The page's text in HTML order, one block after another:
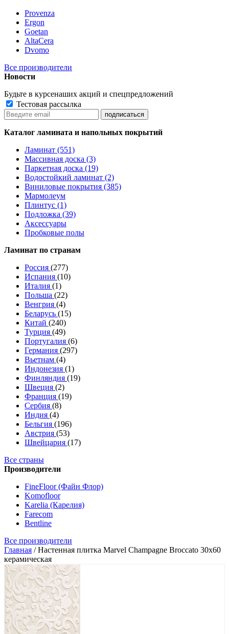
Provenza
Ergon
Goetan
AltaСera
Dvomo
Все производители
Новости
Будьте в курсенаших акций и спецпредложений
Тестовая рассылка
Каталог ламината и напольных покрытий
Ламинат (551)
Массивная доска (3)
Паркетная доска (19)
Водостойкий ламинат (2)
Виниловые покрытия (385)
Мармолеум
Плинтус (1)
Подложка (39)
Аксессуары
Пробковые полы
Ламинат по странам
Россия (277)
Испания (10)
Италия (1)
Польша (22)
Венгрия (4)
Беларусь (15)
Китай (240)
Турция (49)
Португалия (6)
Германия (297)
Вьетнам (4)
Индонезия (1)
Финляндия (19)
Швеция (2)
Франция (19)
Сербия (8)
Индия (4)
Бельгия (196)
Австрия (53)
Швейцария (17)
Все страны
Производители
FineFloor (Файн Флор)
Komofloor
Karelia (Карелия)
Farecom
Bentline
Все производители
Главная /Настенная плитка Marvel Champagne Broccato 30x60
керамическая